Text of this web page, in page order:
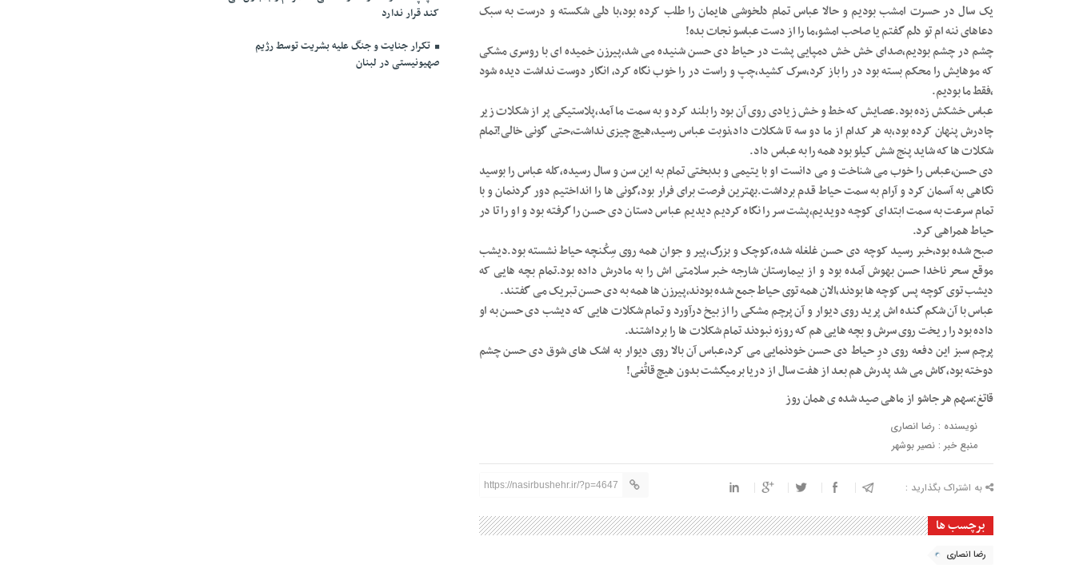
یک سال در حسرت امشب بودیم و حالا عباس تمام دلخوشی هایمان را طلب کرده بود،با دلی شکسته و درست به سبک
دعاهای ننه ام تو دلم گفتم یا صاحب امشو،ما را از دست عباسو نجات بده!
چشم در چشم بودیم،صدای خش خش دمپایی پشت در حیاط دی حسن شنیده می شد،پیرزن خمیده ای با روسری مشکی
که موهایش را محکم بسته بود در را باز کرد،سرک کشید،چپ و راست در را خوب نگاه کرد، انگار دوست نداشت دیده شود
،فقط ما بودیم.
عباس خشکش زده بود.عصایش که خط و خش زیادی روی آن بود را بلند کرد و به سمت ما آمد،پلاستیکی پر از شکلات زیر
چادرش پنهان کرده بود،به هر کدام از ما دو سه تا شکلات داد،نوبت عباس رسید،هیچ چیزی نداشت،حتی گونی خالی!تمام
شکلات ها که شاید پنج شش کیلو بود همه را به عباس داد.
دی حسن،عباس را خوب می شناخت و می دانست او با یتیمی و بدبختی تمام به این سن و سال رسیده،کله عباس را بوسید
نگاهی به آسمان کرد و آرام به سمت حیاط قدم برداشت.بهترین فرصت برای فرار بود،گونی ها را انداختیم دور گردنمان و با
تمام سرعت به سمت ابتدای کوچه دویدیم،پشت سر را نگاه کردیم دیدیم عباس دستان دی حسن را گرفته بود و او را تا در
حیاط همراهی کرد.
صبح شده بود،خبر رسید کوچه دی حسن غلغله شده،کوچک و بزرگ،پیر و جوان همه روی سِکُنچه حیاط نشسته بود.دیشب
موقع سحر ناخدا حسن بهوش آمده بود و از بیمارستان شارجه خبر سلامتی اش را به مادرش داده بود.تمام بچه هایی که
دیشب توی کوچه پس کوچه ها بودند،الان همه توی حیاط جمع شده بودند،پیرزن ها همه به دی حسن تبریک می گفتند.
عباس با آن شکم گنده اش پرید روی دیوار و آن پرچم مشکی را از بیخ درآورد و تمام شکلات هایی که دیشب دی حسن به او
داده بود را ریخت روی سرش و بچه هایی هم که روزه نبودند تمام شکلات ها را برداشتند.
پرچم سبز این دفعه روی درِ حیاط دی حسن خودنمایی می کرد،عباس آن بالا روی دیوار به اشک های شوق دی حسن چشم
دوخته بود،کاش می شد پدرش هم بعد از هفت سال از دریا برمیگشت بدون هیچ قاتُغی!
قاتغ:سهم هر جاشو از ماهی صید شده ی همان روز
نویسنده : رضا انصاری
منبع خبر : نصیر بوشهر
به اشتراک بگذارید : https://nasirbushehr.ir/?p=4647
برچسب ها
رضا انصاری
کند قرار ندارد
تکرار جنایت و جنگ علیه بشریت توسط رژیم
صهیونیستی در لبنان